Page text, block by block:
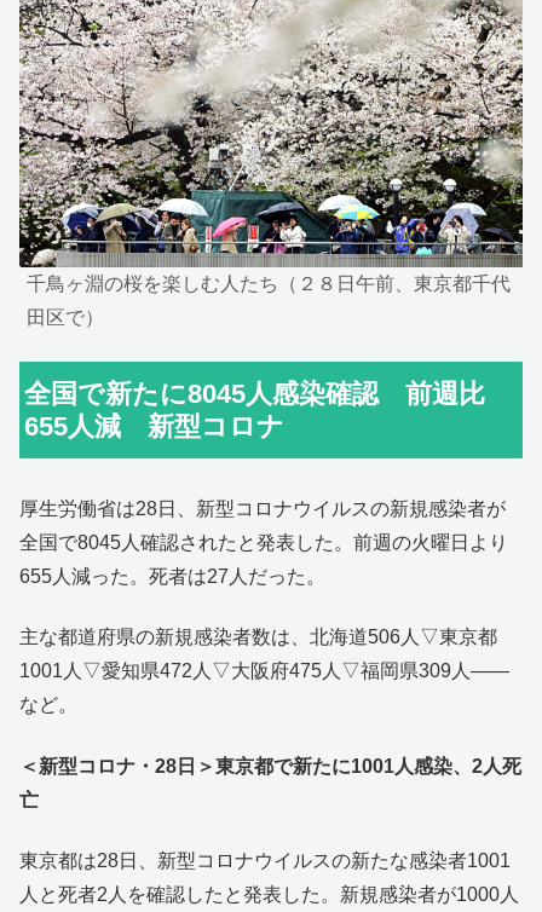
千鳥ヶ淵の桜を楽しむ人たち（２８日午前、東京都千代
田区で）
全国で新たに8045人感染確認 前週比
655人減 新型コロナ
厚生労働省は28日、新型コロナウイルスの新規感染者が
全国で8045人確認されたと発表した。前週の火曜日より
655人減った。死者は27人だった。
主な都道府県の新規感染者数は、北海道506人▽東京都
1001人▽愛知県472人▽大阪府475人▽福岡県309人――
など。
＜新型コロナ・28日＞東京都で新たに1001人感染、2人死
亡
東京都は28日、新型コロナウイルスの新たな感染者1001
人と死者2人を確認したと発表した。新規感染者が1000人